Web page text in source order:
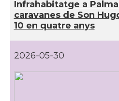
Infrahabitatge a
caravanes de Son
10 en quatre anys
2026-05-30